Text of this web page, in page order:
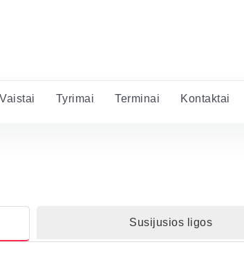
Vaistai Tyrimai Terminai Kontaktai
Susijusios ligos